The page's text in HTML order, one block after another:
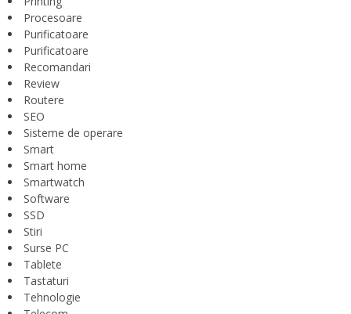
Procesoare
Purificatoare
Purificatoare
Recomandari
Review
Routere
SEO
Sisteme de operare
Smart
Smart home
Smartwatch
Software
SSD
Stiri
Surse PC
Tablete
Tastaturi
Tehnologie